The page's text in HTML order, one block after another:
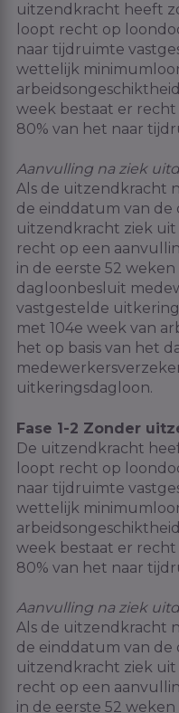
uitzendkracht heeft
loopt recht op
naar tijdruimte
wettelijk
week bestaat er
80% van het naar
Aanvulling na ziek
Als de uitzendkracht
de einddatum van de
uitzendkracht ziek uit
recht op een
in de eerste 52
dagloonbesluit
vastgestelde
met 104e week van
het op basis van het
uitkeringsdagloon.
Fase 1-2 Zonder
De uitzendkracht
loopt recht op
naar tijdruimte
wettelijk
week bestaat er
80% van het naar
Aanvulling na ziek
Als de uitzendkracht
de einddatum van de
uitzendkracht ziek uit
recht op een
in de eerste 52